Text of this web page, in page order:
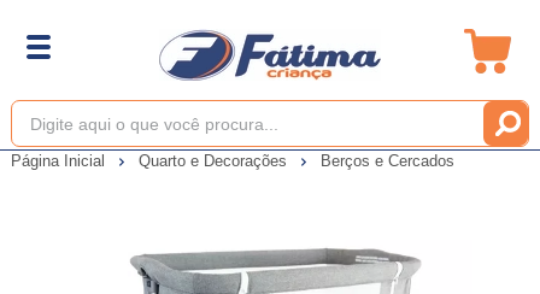
Página Inicial Quarto e Decorações Berços e Cercados